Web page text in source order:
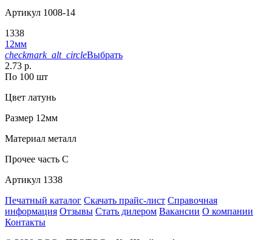
Артикул 1008-14
1338
12мм
checkmark_alt_circleВыбрать
2.73 р.
По 100 шт
Цвет латунь
Размер 12мм
Материал металл
Прочее часть С
Артикул 1338
Печатный каталог Скачать прайс-лист Справочная
информация Отзывы Стать дилером Вакансии О компании
Контакты